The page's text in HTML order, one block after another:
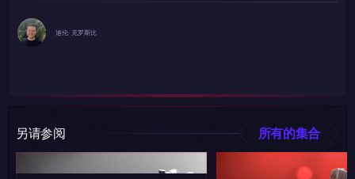
迪伦· 克罗斯比
另请参阅 所有的集合